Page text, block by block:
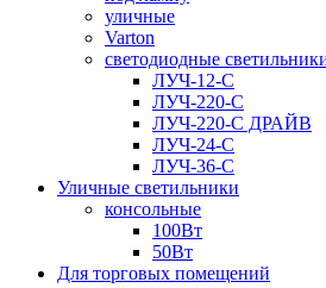
уличные
Varton
светодиодные
ЛУЧ-12-С
ЛУЧ-220-С
ЛУЧ-220-С ДРАЙВ
ЛУЧ-24-С
ЛУЧ-36-С
Уличные светильники
консольные
100Вт
50Вт
Для торговых помещений